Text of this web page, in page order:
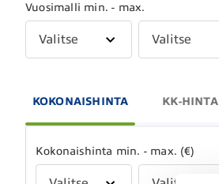
Vuosimalli min. - max.
Valitse Valitse
KOKONAISHINTA KK-HINTA
Kokonaishinta min. - max. (€)